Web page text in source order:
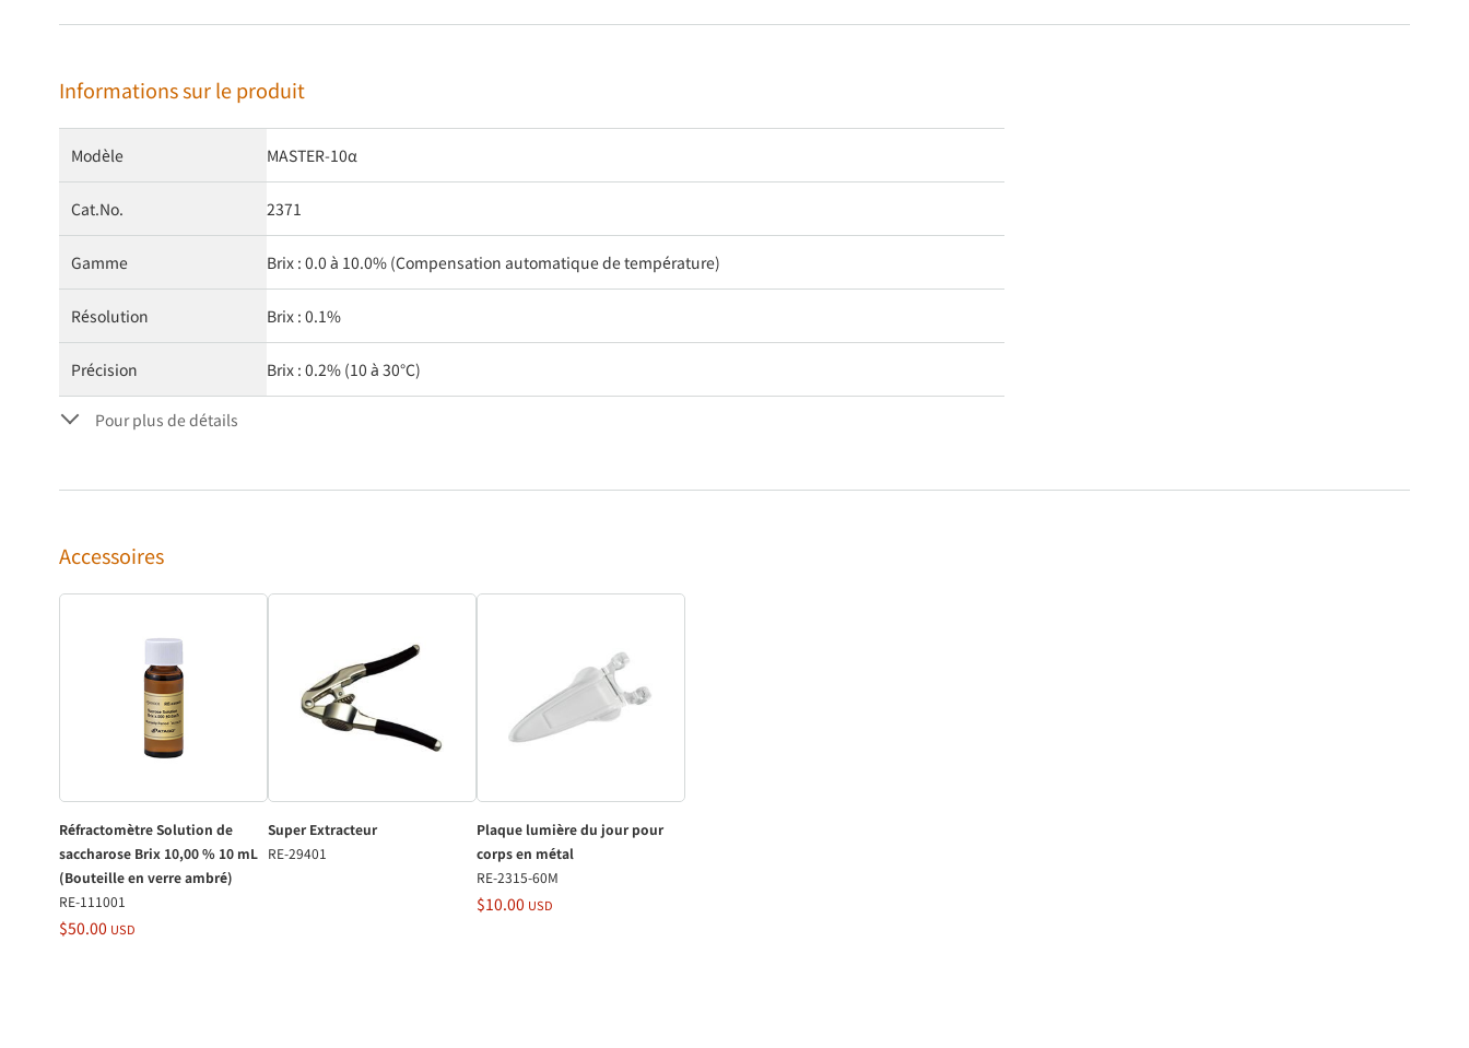
Informations sur le produit
Modèle MASTER-10α
Cat.No. 2371
Gamme Brix : 0.0 à 10.0% (Compensation automatique de température)
Résolution Brix : 0.1%
Précision Brix : 0.2% (10 à 30°C)
Pour plus de détails
Accessoires
Réfractomètre Solution de
saccharose Brix 10,00 % 10 mL
(Bouteille en verre ambré)
RE-111001
$50.00 USD
Super Extracteur
RE-29401
Plaque lumière du jour pour
corps en métal
RE-2315-60M
$10.00 USD